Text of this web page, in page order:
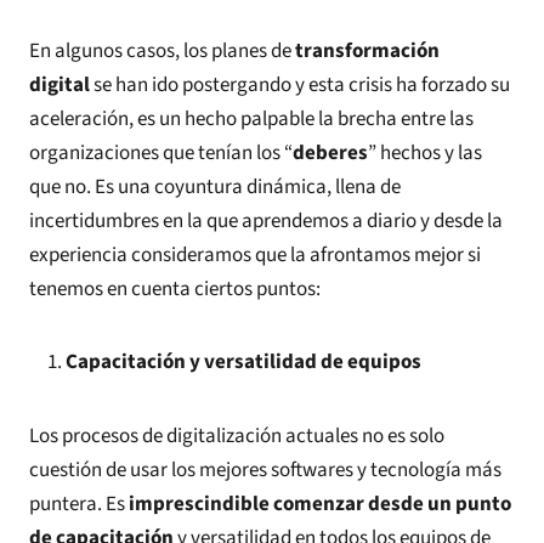
En algunos casos, los planes detransformación
digitalse han ido postergando y esta crisis ha forzado su
aceleración, es un hecho palpable la brecha entre las
organizaciones que tenían los “deberes” hechos y las
que no. Es una coyuntura dinámica, llena de
incertidumbres en la que aprendemos a diario y desde la
experiencia consideramos que la afrontamos mejor si
tenemos en cuenta ciertos puntos:
Capacitación y versatilidad de equipos
Los procesos de digitalización actuales no es solo
cuestión de usar los mejores softwares y tecnología más
puntera. Esimprescindible comenzar desde un punto